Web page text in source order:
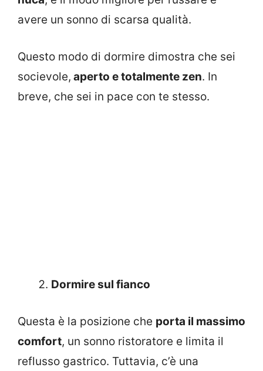
avere un sonno di scarsa qualità.
Questo modo di dormire dimostra che sei
socievole, aperto e totalmente zen. In
breve, che sei in pace con te stesso.
Dormire sul fianco
Questa è la posizione che porta il massimo
comfort, un sonno ristoratore e limita il
reflusso gastrico. Tuttavia, c’è una